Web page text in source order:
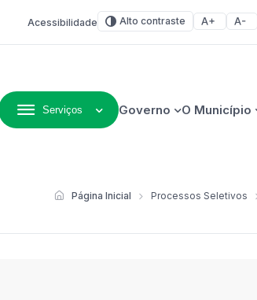
Acessibilidade Alto contraste Aumentar
Serviços Governo O Município
Página Inicial Processos Seletivos